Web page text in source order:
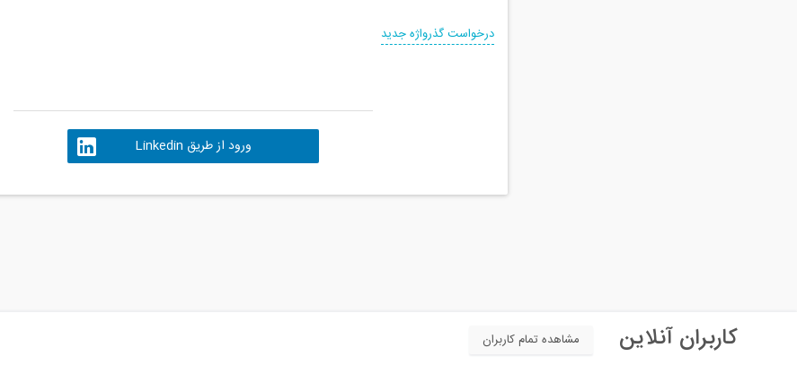
درخواست گذرواژه جدید
ورود از طریق Linkedin
کاربران آنلاین مشاهده تمام کاربران